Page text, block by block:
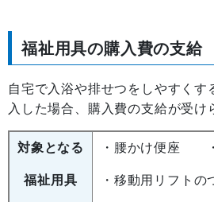
福祉用具の購入費の支給
自宅で入浴や排せつをしやすくす
入した場合、購入費の支給が受け
対象となる
福祉用具
・腰かけ便座
・移動用リフト